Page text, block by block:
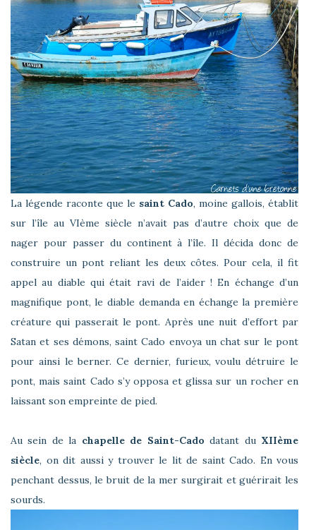
La légende raconte que le saint Cado, moine gallois, établit
sur l’île au VIème siècle n’avait pas d’autre choix que de
nager pour passer du continent à l’île. Il décida donc de
construire un pont reliant les deux côtes. Pour cela, il fit
appel au diable qui était ravi de l’aider ! En échange d’un
magnifique pont, le diable demanda en échange la première
créature qui passerait le pont. Après une nuit d’effort par
Satan et ses démons, saint Cado envoya un chat sur le pont
pour ainsi le berner. Ce dernier, furieux, voulu détruire le
pont, mais saint Cado s’y opposa et glissa sur un rocher en
laissant son empreinte de pied.
Au sein de la chapelle de Saint-Cado datant du XIIème
siècle, on dit aussi y trouver le lit de saint Cado. En vous
penchant dessus, le bruit de la mer surgirait et guérirait les
sourds.